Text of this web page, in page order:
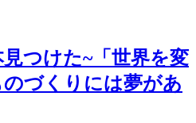
つけた~「世界を変
づくりには夢があ